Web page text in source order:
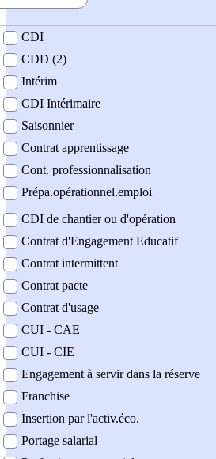
contrat
CDI
CDD (2)
Intérim
CDI Intérimaire
Saisonnier
Contrat apprentissage
Cont. professionnalisation
Prépa.opérationnel.emploi
CDI de chantier ou d'opération
Contrat d'Engagement Educatif
Contrat intermittent
Contrat pacte
Contrat d'usage
CUI - CAE
CUI - CIE
Engagement à servir dans la réserve
Franchise
Insertion par l'activ.éco.
Portage salarial